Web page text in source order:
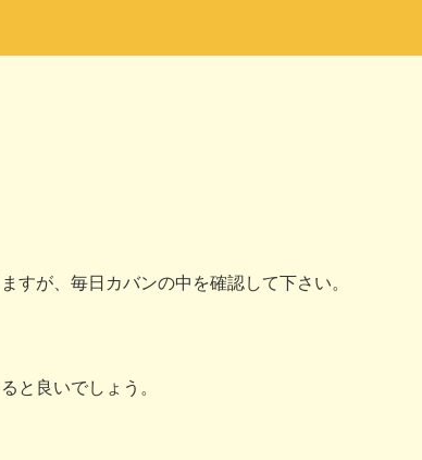
すが、毎日カバンの中を確認して下さい。
と良いでしょう。